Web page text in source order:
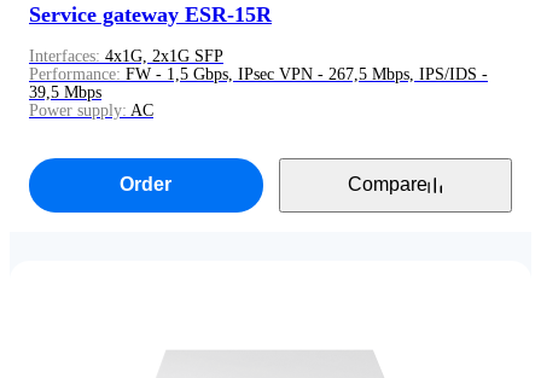
Service gateway ESR-15R
Interfaces: 4x1G, 2x1G SFP
Performance: FW - 1,5 Gbps, IPsec VPN - 267,5 Mbps, IPS/IDS -
39,5 Mbps
Power supply: AC
Order Compare